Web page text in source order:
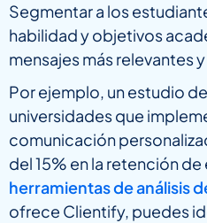
Segmentar a los
habilidad y objetivos
mensajes más relevantes
Por ejemplo, un estudio
universidades que
comunicación
del 15% en la retención
herramientas de análisis
ofrece Clientify, puedes